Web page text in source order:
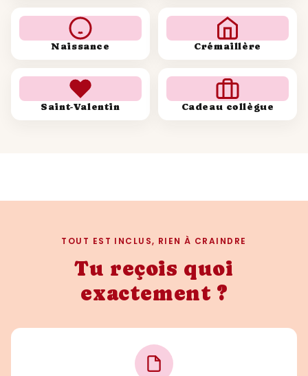
Naissance Crémaillère
Saint-Valentin Cadeau collègue
TOUT EST INCLUS, RIEN À CRAINDRE
Tu reçois quoi
exactement ?